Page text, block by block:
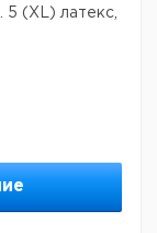
5 (XL) латекс,